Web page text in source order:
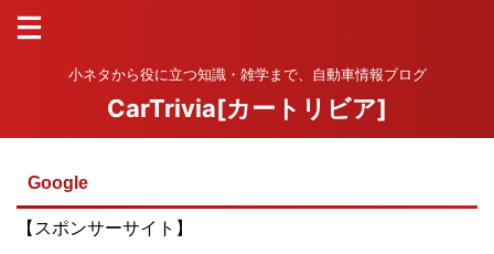
小ネタから役に立つ知識・雑学まで、自動車情報ブログ
CarTrivia[カートリビア]
Google
【スポンサーサイト】